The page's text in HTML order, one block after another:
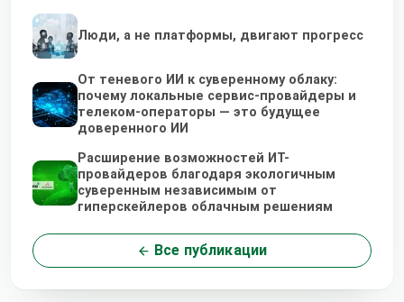
Люди, а не платформы, двигают прогресс
От теневого ИИ к суверенному облаку:
почему локальные сервис-провайдеры и
телеком-операторы — это будущее
доверенного ИИ
Расширение возможностей ИТ-
провайдеров благодаря экологичным
суверенным независимым от
гиперскейлеров облачным решениям
Все публикации